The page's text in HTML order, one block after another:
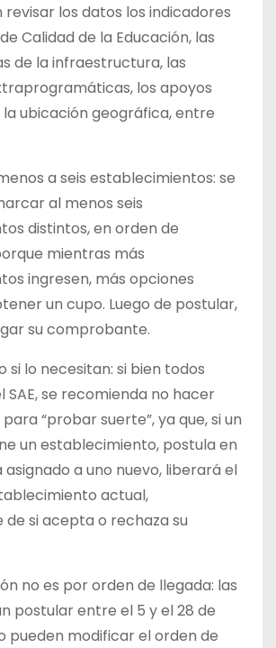
los datos los indicadores
Calidad de la Educación, las
de la infraestructura, las
los apoyos
ubicación geográfica, entre
a seis establecimientos: se
al menos seis
distintos, en orden de
mientras más
ingresen, más opciones
un cupo. Luego de postular,
su comprobante.
si lo necesitan: si bien todos
SAE, se recomienda no hacer
“probar suerte”, ya que, si un
un establecimiento, postula en
asignado a uno nuevo, liberará el
actual,
si acepta o rechaza su
no es por orden de llegada: las
postular entre el 5 y el 28 de
pueden modificar el orden de